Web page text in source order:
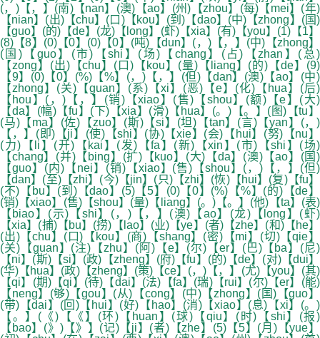
(，)【，】(南)【nan】(澳)【ao】(州)【zhou】(每)【mei】(年)
【nian】(出)【chu】(口)【kou】(到)【dao】(中)【zhong】(国)
【guo】(的)【de】(龙)【long】(虾)【xia】(有)【you】(1)【1】
(8)【8】(0)【0】(0)【0】(吨)【dun】(，)【，】(中)【zhong】
(国)【guo】(市)【shi】(场)【chang】(占)【zhan】(总)
【zong】(出)【chu】(口)【kou】(量)【liang】(的)【de】(9)
【9】(0)【0】(%)【%】(，)【，】(但)【dan】(澳)【ao】(中)
【zhong】(关)【guan】(系)【xi】(恶)【e】(化)【hua】(后)
【hou】(，)【，】(销)【xiao】(售)【shou】(额)【e】(大)
【da】(幅)【fu】(下)【xia】(滑)【hua】(。)【。】(图)【tu】
(马)【ma】(佐)【zuo】(斯)【si】(坦)【tan】(言)【yan】(，)
【，】(即)【ji】(使)【shi】(协)【xie】(会)【hui】(努)【nu】
(力)【li】(开)【kai】(发)【fa】(新)【xin】(市)【shi】(场)
【chang】(并)【bing】(扩)【kuo】(大)【da】(澳)【ao】(国)
【guo】(内)【nei】(销)【xiao】(售)【shou】(，)【，】(但)
【dan】(至)【zhi】(今)【jin】(只)【zhi】(恢)【hui】(复)【fu】
(不)【bu】(到)【dao】(5)【5】(0)【0】(%)【%】(的)【de】
(销)【xiao】(售)【shou】(量)【liang】(。)【。】(他)【ta】(表)
【biao】(示)【shi】(，)【，】(澳)【ao】(龙)【long】(虾)
【xia】(捕)【bu】(捞)【lao】(业)【ye】(者)【zhe】(和)【he】
(出)【chu】(口)【kou】(商)【shang】(密)【mi】(切)【qie】
(关)【guan】(注)【zhu】(阿)【e】(尔)【er】(巴)【ba】(尼)
【ni】(斯)【si】(政)【zheng】(府)【fu】(的)【de】(对)【dui】
(华)【hua】(政)【zheng】(策)【ce】(，)【，】(尤)【you】(其)
【qi】(期)【qi】(待)【dai】(法)【fa】(瑞)【rui】(尔)【er】(能)
【neng】(够)【gou】(从)【cong】(中)【zhong】(国)【guo】
(带)【dai】(回)【hui】(好)【hao】(消)【xiao】(息)【xi】(。)
【。】(《)【《】(环)【huan】(球)【qiu】(时)【shi】(报)
【bao】(》)【》】(记)【ji】(者)【zhe】(5)【5】(月)【yue】